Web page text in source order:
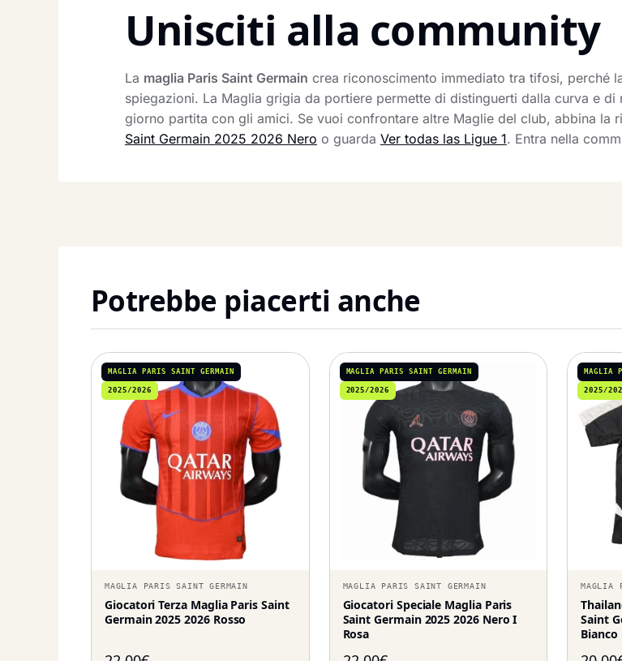
Unisciti alla community
La maglia Paris Saint Germain crea riconoscimento immediato tra tifosi, perché
spiegazioni. La Maglia grigia da portiere permette di distinguerti dalla curva e
giorno partita con gli amici. Se vuoi confrontare altre Maglie del club, abbina la
Saint Germain 2025 2026 Nero o guarda Ver todas las Ligue 1. Entra nella
Potrebbe piacerti anche
MAGLIA PARIS SAINT GERMAIN
2025/2026
MAGLIA PARIS SAINT GERMAIN
Giocatori Terza Maglia Paris Saint
Germain 2025 2026 Rosso
MAGLIA PARIS SAINT GERMAIN
2025/2026
MAGLIA PARIS SAINT GERMAIN
Giocatori Speciale Maglia Paris
Saint Germain 2025 2026 Nero I
Rosa
MAGLIA
2025/
MAGLIA
Saint
Bianco